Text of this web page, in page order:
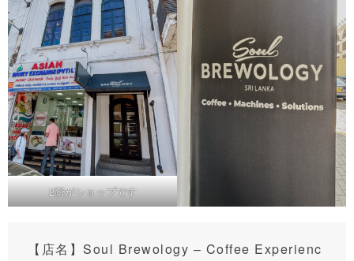
2階がショップです
【店名】Soul Brewology – Coffee Experienc